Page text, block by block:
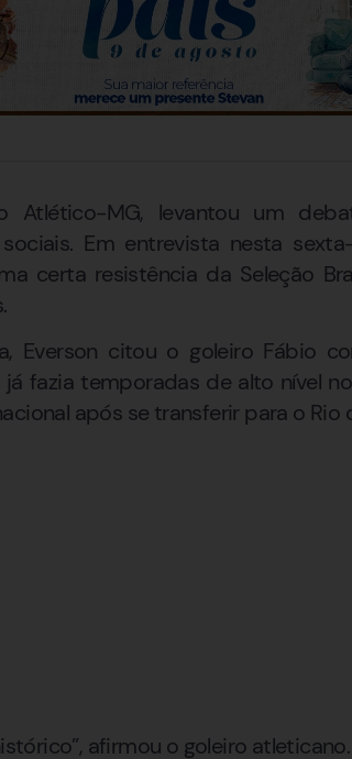
Atlético-MG, levantou um
Em entrevista nesta
certa resistência da Seleção
Everson citou o goleiro Fábio
fazia temporadas de alto nível
após se transferir para o Rio
afirmou o goleiro atleticano.